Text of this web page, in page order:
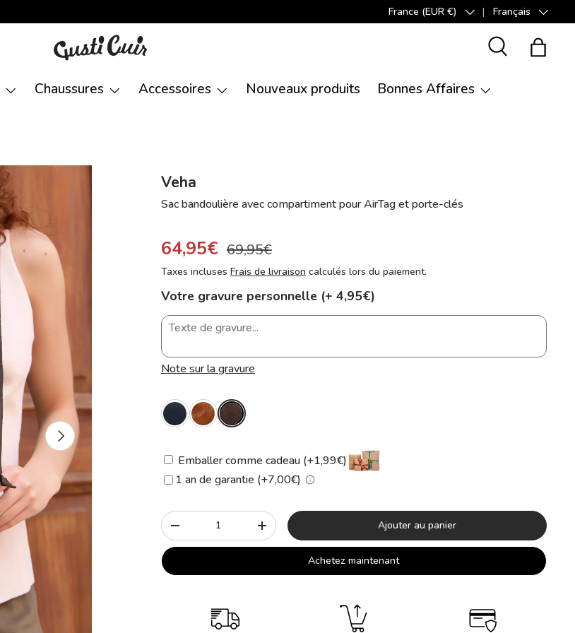
Pays
France (EUR €) LangueFrançais
RecherchePanier
Chaussures Accessoires Nouveaux produits Bonnes Affaires
Suivant
Veha
Sac bandoulière avec compartiment pour AirTag et porte-clés
64,95€ 69,95€
Taxes incluses Frais de livraison calculés lors du paiement.
Votre gravure personnelle (+ 4,95€)
Note sur la gravure
Emballer comme cadeau (+1,99€)
1 an de garantie (+7,00€)
Qté
-
+ Ajouter au panier
Achetez maintenant